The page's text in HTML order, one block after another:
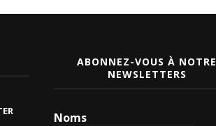
ABONNEZ-VOUS À NOTRE
NEWSLETTERS
Noms